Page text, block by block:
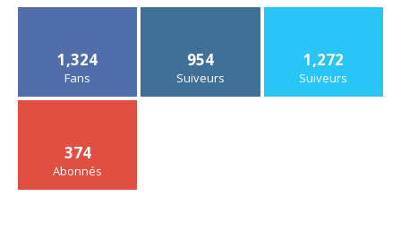
1,324
Fans
954
Suiveurs
1,272
Suiveurs
374
Abonnés